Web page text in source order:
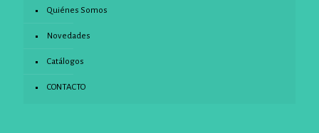
Quiénes Somos
Novedades
Catálogos
CONTACTO